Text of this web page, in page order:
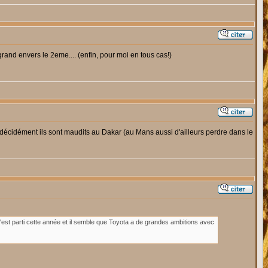
envers le 2eme.... (enfin, pour moi en tous cas!)
ils sont maudits au Dakar (au Mans aussi d'ailleurs perdre dans le
parti cette année et il semble que Toyota a de grandes ambitions avec